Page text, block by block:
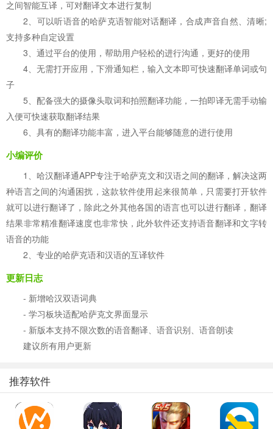
之间智能互译，可对翻译文本进行复制
2、可以听语音的哈萨克语智能对话翻译，合成声音自然、清晰;
支持多种自定设置
3、通过平台的使用，帮助用户轻松的进行沟通，更好的使用
4、无需打开应用，下滑通知栏，输入文本即可快速翻译单词或句
子
5、配备强大的摄像头取词和拍照翻译功能，一拍即译无需手动输
入便可快速获取翻译结果
6、具有的翻译功能丰富，进入平台能够随意的进行使用
小编评价
1、哈汉翻译通APP专注于哈萨克文和汉语之间的翻译，解决这两
种语言之间的沟通困扰，这款软件使用起来很简单，只需要打开软件
就可以进行翻译了，除此之外其他各国的语言也可以进行翻译，翻译
结果非常精准翻译速度也非常快，此外软件还支持语音翻译和文字转
语音的功能
2、专业的哈萨克语和汉语的互译软件
更新日志
- 新增哈汉双语词典
- 学习板块适配哈萨克文界面显示
- 新版本支持不限次数的语音翻译、语音识别、语音朗读
建议所有用户更新
推荐软件